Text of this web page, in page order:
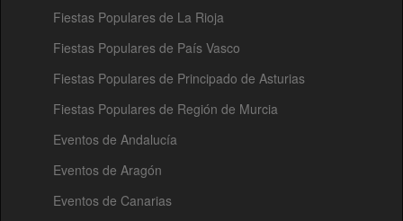
Fiestas Populares de La Rioja
Fiestas Populares de País Vasco
Fiestas Populares de Principado de Asturias
Fiestas Populares de Región de Murcia
Eventos de Andalucía
Eventos de Aragón
Eventos de Canarias